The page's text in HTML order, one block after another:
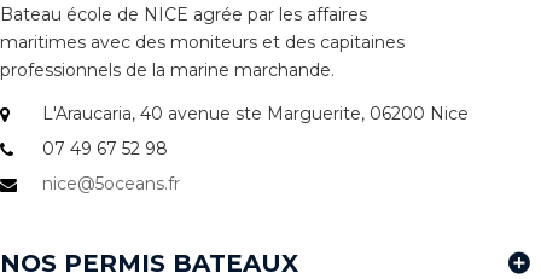
Bateau école de NICE agrée par les affaires
maritimes avec des moniteurs et des capitaines
professionnels de la marine marchande.
L'Araucaria, 40 avenue ste Marguerite, 06200 Nice
07 49 67 52 98
nice@5oceans.fr
NOS PERMIS BATEAUX